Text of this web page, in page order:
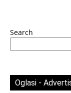
Search
Oglasi -